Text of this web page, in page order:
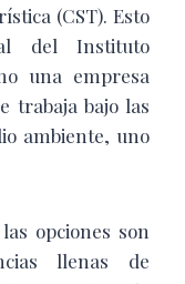
(CST). Esto
del Instituto
una empresa
trabaja bajo las
ambiente, uno
opciones son
llenas de